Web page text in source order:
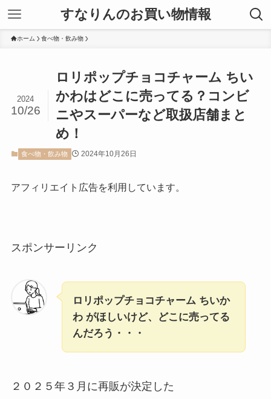
すなりんのお買い物情報
ホーム 食べ物・飲み物
ロリポップチョコチャーム ちい
かわはどこに売ってる？コンビ
ニやスーパーなど取扱店舗まと
め！
2024
10/26
食べ物・飲み物 2024年10月26日
アフィリエイト広告を利用しています。
スポンサーリンク
ロリポップチョコチャーム ちいか
わ がほしいけど、どこに売ってる
んだろう・・・
２０２５年３月に再販が決定した